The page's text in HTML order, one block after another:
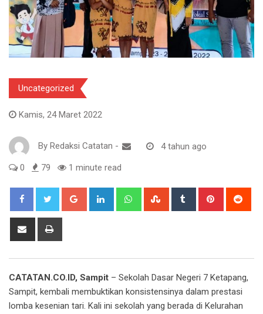
Uncategorized
Kamis, 24 Maret 2022
By Redaksi Catatan - 4 tahun ago
0 79 1 minute read
Google+ LinkedIn WhatsappStumbleUpon
Tumblr Pinterest
Share
CATATAN.CO.ID, Sampit – Sekolah Dasar Negeri 7 Ketapang,
Sampit, kembali membuktikan konsistensinya dalam prestasi
lomba kesenian tari. Kali ini sekolah yang berada di Kelurahan